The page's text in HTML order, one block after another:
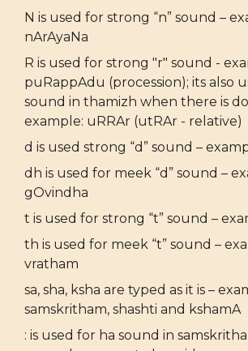
N is used for strong “n” sound –
nArAyaNa
R is used for strong "r" sound -
puRappAdu (procession); its also
sound in thamizh when there is
example: uRRAr (utRAr - relative)
d is used strong “d” sound –
dh is used for meek “d” sound –
gOvindha
t is used for strong “t” sound –
th is used for meek “t” sound –
vratham
sa, sha, ksha are typed as it is –
samskritham, shashti and kshamA
: is used for ha sound in